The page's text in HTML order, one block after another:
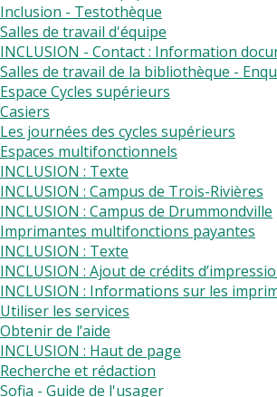
Inclusion - Testothèque
Salles de travail d'équipe
INCLUSION - Contact : Information
Salles de travail de la bibliothèque -
Espace Cycles supérieurs
Casiers
Les journées des cycles supérieurs
Espaces multifonctionnels
INCLUSION : Texte
INCLUSION : Campus de Trois-Rivières
INCLUSION : Campus de Drummondville
Imprimantes multifonctions payantes
INCLUSION : Texte
INCLUSION : Ajout de crédits
INCLUSION : Informations sur les
Utiliser les services
Obtenir de l’aide
INCLUSION : Haut de page
Recherche et rédaction
Sofia - Guide de l'usager